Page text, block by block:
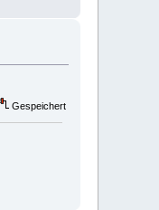
Gespeichert